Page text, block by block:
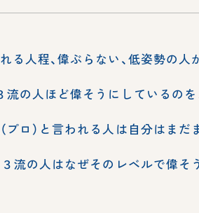
る人程、偉ぶらない、低姿勢の人
流の人ほど偉そうにしているのを
プロ）と言われる人は自分はま
３流の人はなぜそのレベルで偉